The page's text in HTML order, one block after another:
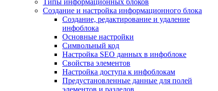
Типы информационных блоков
Создание и настройка информационного блока
Создание, редактирование и удаление
инфоблока
Основные настройки
Символьный код
Настройка SEO данных в инфоблоке
Свойства элементов
Настройка доступа к инфоблокам
Предустановленные данные для полей
элементов и разделов